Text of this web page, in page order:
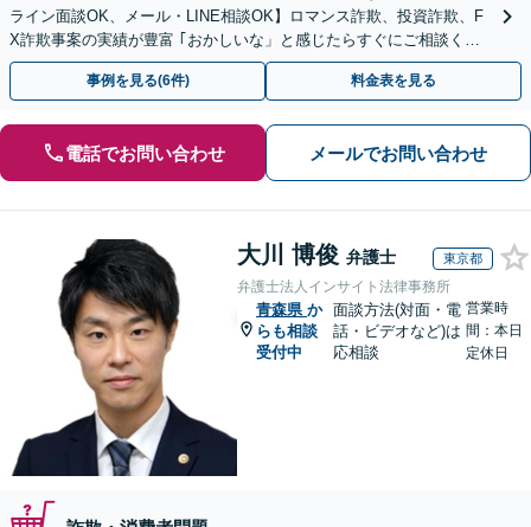
ライン面談OK、メール・LINE相談OK】ロマンス詐欺、投資詐欺、F
X詐欺事案の実績が豊富 ｢おかしいな」と感じたらすぐにご相談くだ
さい。
事例を見る(6件) 料金表を見る
電話でお問い合わせ メールでお問い合わせ
大川 博俊 弁護士 東京都
弁護士法人インサイト法律事務所
青森県 か
らも相談
受付中
面談方法(対面・電
話・ビデオなど)は
応相談
営業時
間：本日
定休日